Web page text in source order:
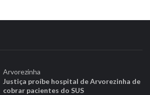
Arvorezinha
Justiça proíbe hospital de Arvorezinha de
cobrar pacientes do SUS